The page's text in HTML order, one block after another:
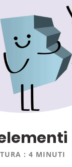
: 4 MINUTI